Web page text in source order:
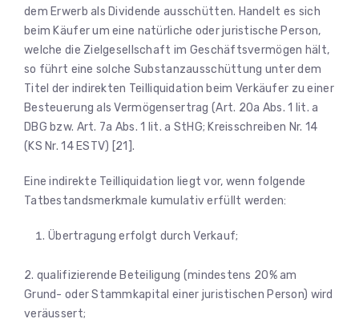
dem Erwerb als Dividende ausschütten. Handelt es sich
beim Käufer um eine natürliche oder juristische Person,
welche die Zielgesellschaft im Geschäftsvermögen hält,
so führt eine solche Substanzausschüttung unter dem
Titel der indirekten Teilliquidation beim Verkäufer zu einer
Besteuerung als Vermögensertrag (Art. 20a Abs. 1 lit. a
DBG bzw. Art. 7a Abs. 1 lit. a StHG; Kreisschreiben Nr. 14
(KS Nr. 14 ESTV) [21].
Eine indirekte Teilliquidation liegt vor, wenn folgende
Tatbestandsmerkmale kumulativ erfüllt werden:
Übertragung erfolgt durch Verkauf;
2. qualifizierende Beteiligung (mindestens 20% am
Grund- oder Stammkapital einer juristischen Person) wird
veräussert;